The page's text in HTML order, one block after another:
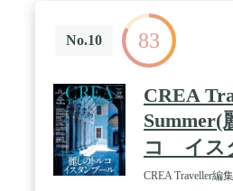
No.10 83
CREA
Summer(
コ イス
CREA Traveller編